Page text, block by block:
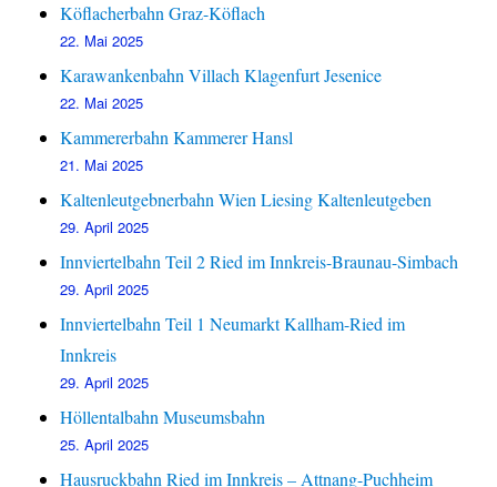
Köflacherbahn Graz-Köflach
22. Mai 2025
Karawankenbahn Villach Klagenfurt Jesenice
22. Mai 2025
Kammererbahn Kammerer Hansl
21. Mai 2025
Kaltenleutgebnerbahn Wien Liesing Kaltenleutgeben
29. April 2025
Innviertelbahn Teil 2 Ried im Innkreis-Braunau-Simbach
29. April 2025
Innviertelbahn Teil 1 Neumarkt Kallham-Ried im
Innkreis
29. April 2025
Höllentalbahn Museumsbahn
25. April 2025
Hausruckbahn Ried im Innkreis – Attnang-Puchheim